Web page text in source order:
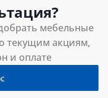
мебельные
текущим акциям,
и оплате